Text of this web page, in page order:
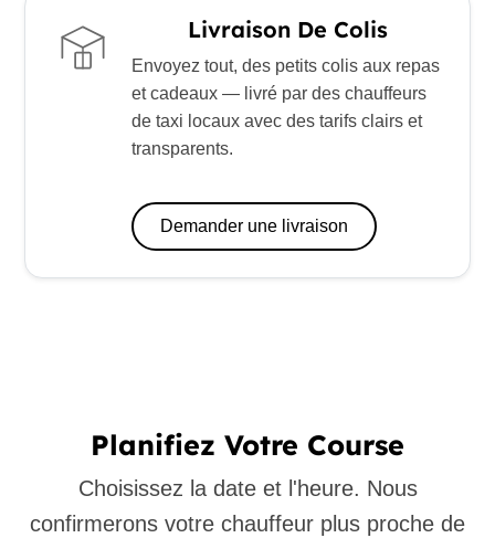
Livraison De Colis
Envoyez tout, des petits colis aux repas
et cadeaux — livré par des chauffeurs
de taxi locaux avec des tarifs clairs et
transparents.
Demander une livraison
Planifiez Votre Course
Choisissez la date et l'heure. Nous
confirmerons votre chauffeur plus proche de